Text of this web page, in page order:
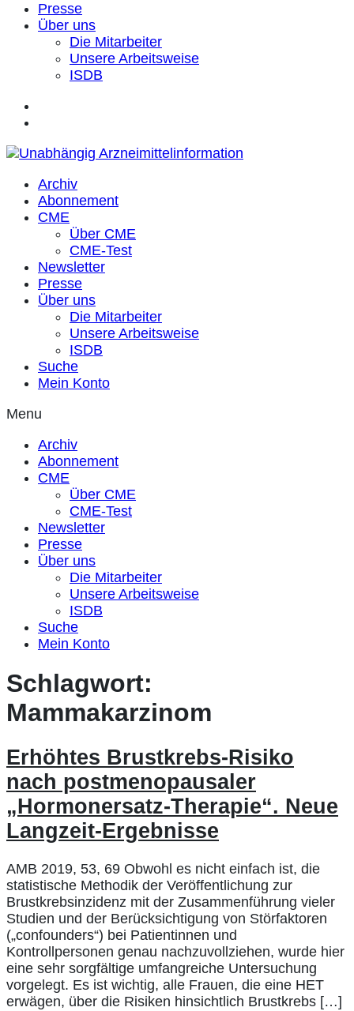
Presse
Über uns
Die Mitarbeiter
Unsere Arbeitsweise
ISDB
Archiv
Abonnement
CME
Über CME
CME-Test
Newsletter
Presse
Über uns
Die Mitarbeiter
Unsere Arbeitsweise
ISDB
Suche
Mein Konto
Menu
Archiv
Abonnement
CME
Über CME
CME-Test
Newsletter
Presse
Über uns
Die Mitarbeiter
Unsere Arbeitsweise
ISDB
Suche
Mein Konto
Schlagwort:
Mammakarzinom
Erhöhtes Brustkrebs-Risiko
nach postmenopausaler
„Hormonersatz-Therapie“. Neue
Langzeit-Ergebnisse
AMB 2019, 53, 69 Obwohl es nicht einfach ist, die
statistische Methodik der Veröffentlichung zur
Brustkrebsinzidenz mit der Zusammenführung vieler
Studien und der Berücksichtigung von Störfaktoren
(„confounders“) bei Patientinnen und
Kontrollpersonen genau nachzuvollziehen, wurde hier
eine sehr sorgfältige umfangreiche Untersuchung
vorgelegt. Es ist wichtig, alle Frauen, die eine HET
erwägen, über die Risiken hinsichtlich Brustkrebs […]